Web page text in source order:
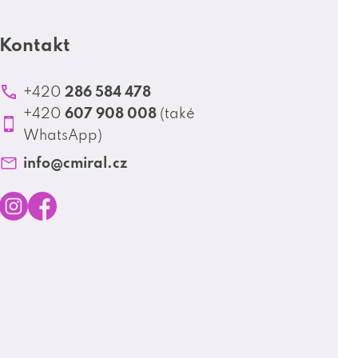
Kontakt
+420 286 584 478
+420 607 908 008 (také
WhatsApp)
info@cmiral.cz